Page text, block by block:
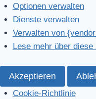
Optionen verwalten
Dienste verwalten
Verwalten von
Lese mehr über diese
Akzeptieren
Cookie-Richtlinie